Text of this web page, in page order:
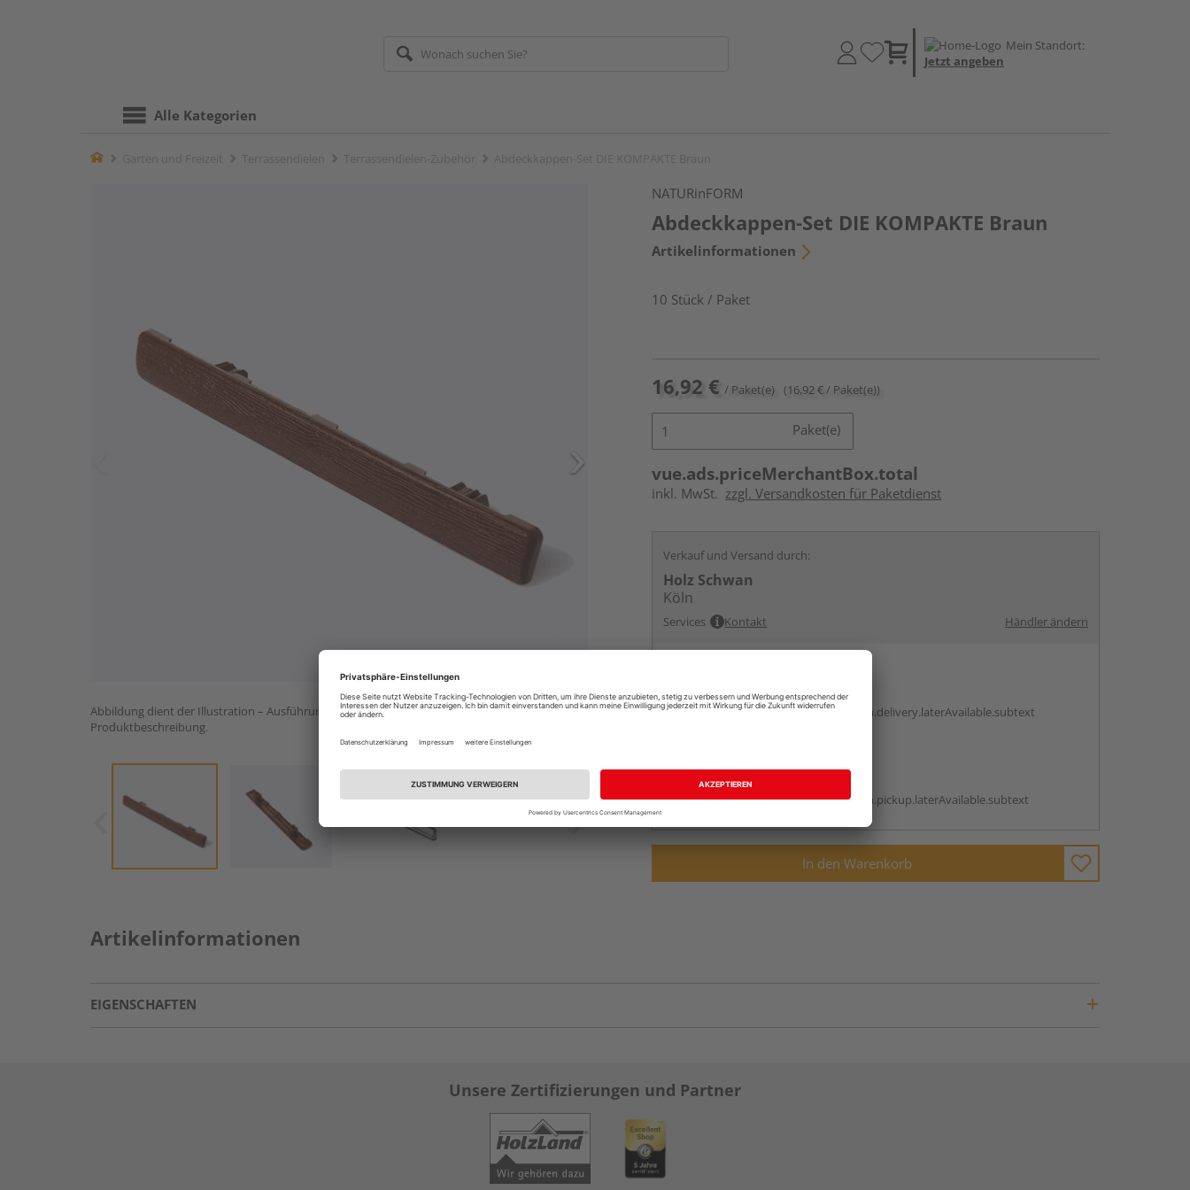
Mein Standort:
Jetzt angeben
Alle Kategorien
Home
Abbildung dient der Illustration – Ausführung (Größe, Verpackungseinheit, etc.) gemäß
Produktbeschreibung.
NATURinFORM
Abdeckkappen-Set DIE KOMPAKTE Braun
Artikelinformationen
10 Stück / Paket
16,92 € / Paket(e) (16,92 € / Paket(e))
Paket(e)
vue.ads.priceMerchantBox.total
inkl. MwSt. zzgl. Versandkosten für Paketdienst
Verkauf und Versand durch:
Holz Schwan
Köln
Services Kontakt Händler ändern
Auf Vorbestellung:
vue.ads.priceMerchantBox.option.delivery.laterAvailable.subtext
Auf Vorbestellung:
vue.ads.priceMerchantBox.option.pickup.laterAvailable.subtext
In den Warenkorb
Artikelinformationen
EIGENSCHAFTEN
Unsere Zertifizierungen und Partner